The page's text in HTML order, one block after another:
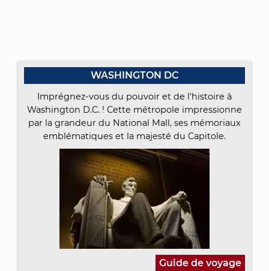
WASHINGTON DC
Imprégnez-vous du pouvoir et de l'histoire à
Washington D.C. ! Cette métropole impressionne
par la grandeur du National Mall, ses mémoriaux
emblématiques et la majesté du Capitole.
Guide de voyage